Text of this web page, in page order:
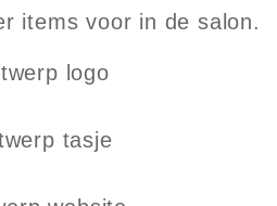
items voor in de salon.